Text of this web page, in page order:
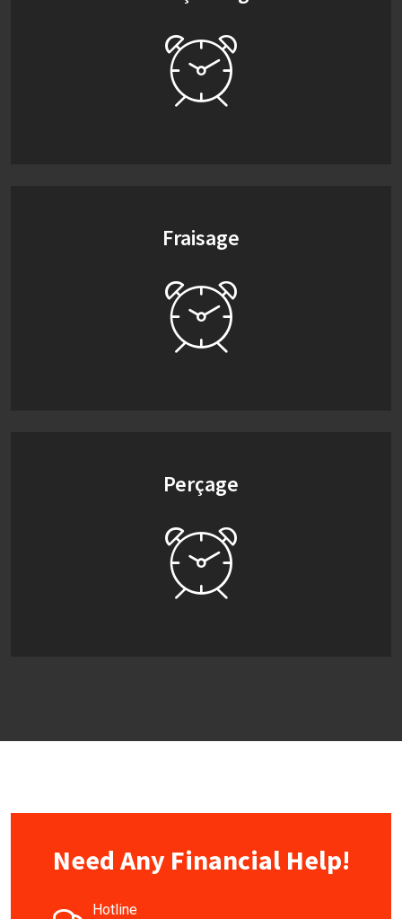
Fraisage
Perçage
Need Any Financial Help!
Hotline